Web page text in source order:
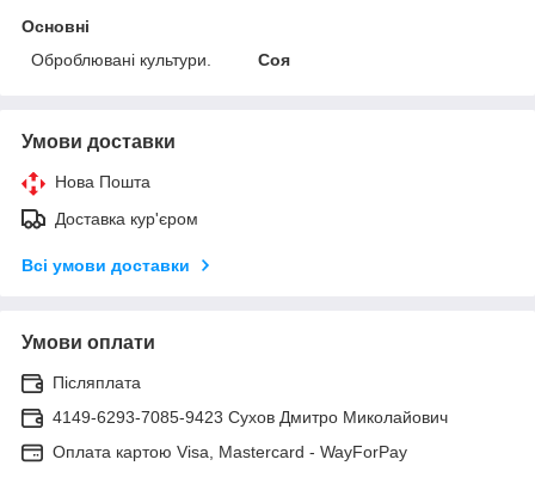
Основні
Оброблювані культури.
Соя
Умови доставки
Нова Пошта
Доставка кур'єром
Всі умови доставки
Умови оплати
Післяплата
4149-6293-7085-9423 Сухов Дмитро Миколайович
Оплата картою Visa, Mastercard - WayForPay